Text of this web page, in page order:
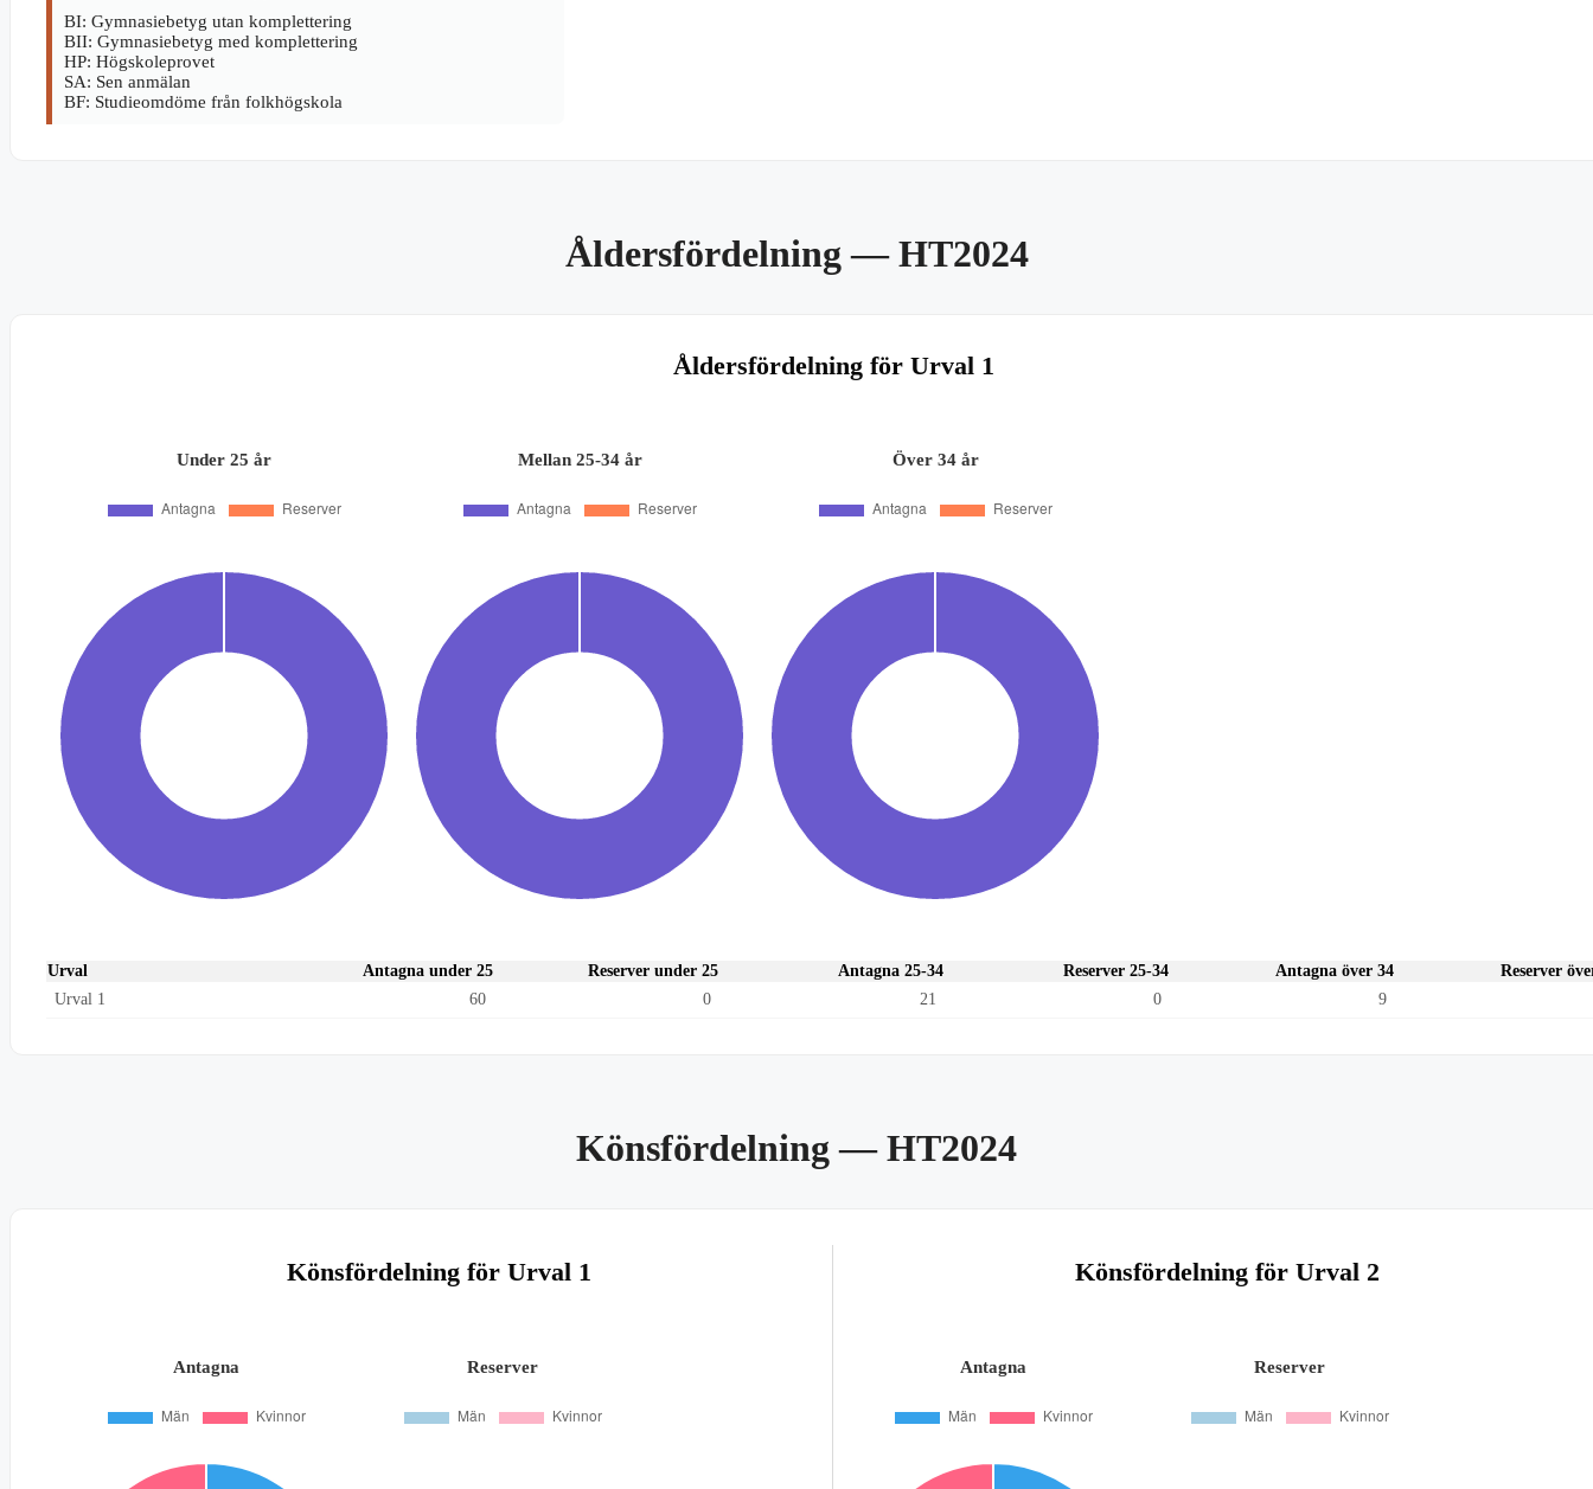
BI: Gymnasiebetyg utan komplettering
BII: Gymnasiebetyg med komplettering
HP: Högskoleprovet
SA: Sen anmälan
BF: Studieomdöme från folkhögskola
Åldersfördelning— HT2024
Åldersfördelning för Urval 1
Under 25 år Mellan 25-34 år Över 34 år
Urval Antagna under 25 Reserver under 25 Antagna 25-34 Reserver 25-34 Antagna över 34
Reserver
Urval 1
60 0 21 0 9
Könsfördelning— HT2024
Könsfördelning för Urval 1
Antagna Reserver
Könsfördelning för Urval 2
Antagna Reserver